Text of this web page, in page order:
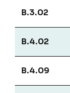
B.3.02
B.4.02
B.4.09